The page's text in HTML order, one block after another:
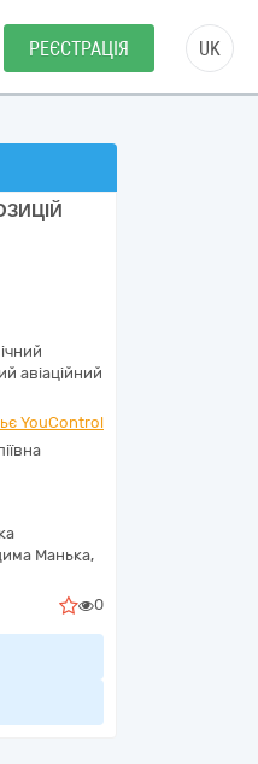
РЕЄСТРАЦІЯ UK
авіаційний
YouControl
Манька,
0